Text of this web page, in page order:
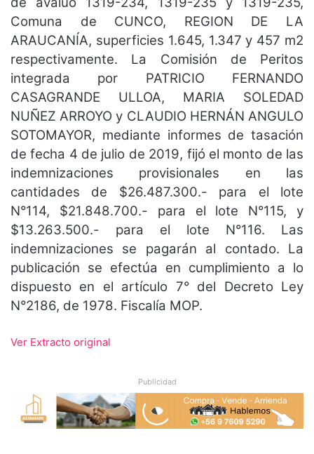
Comuna de CUNCO, REGION DE LA
ARAUCANÍA, superficies 1.645, 1.347 y 457 m2
respectivamente. La Comisión de Peritos
integrada por PATRICIO FERNANDO
CASAGRANDE ULLOA, MARIA SOLEDAD
NUÑEZ ARROYO y CLAUDIO HERNÁN ANGULO
SOTOMAYOR, mediante informes de tasación
de fecha 4 de julio de 2019, fijó el monto de las
indemnizaciones provisionales en las
cantidades de $26.487.300.- para el lote
N°114, $21.848.700.- para el lote N°115, y
$13.263.500.- para el lote N°116. Las
indemnizaciones se pagarán al contado. La
publicación se efectúa en cumplimiento a lo
dispuesto en el artículo 7° del Decreto Ley
N°2186, de 1978. Fiscalía MOP.
Ver Extracto original
Publicidad